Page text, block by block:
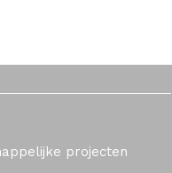
projecten